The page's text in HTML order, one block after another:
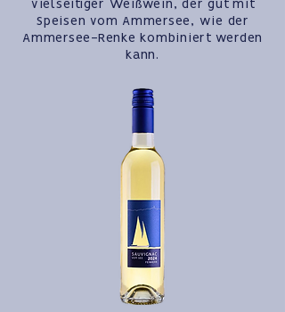
vielseitiger Weißwein, der gut mit
Speisen vom Ammersee, wie der
Ammersee-Renke kombiniert werden
kann.